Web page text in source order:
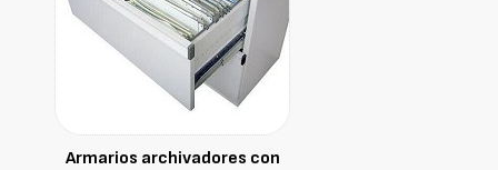
Armarios archivadores con